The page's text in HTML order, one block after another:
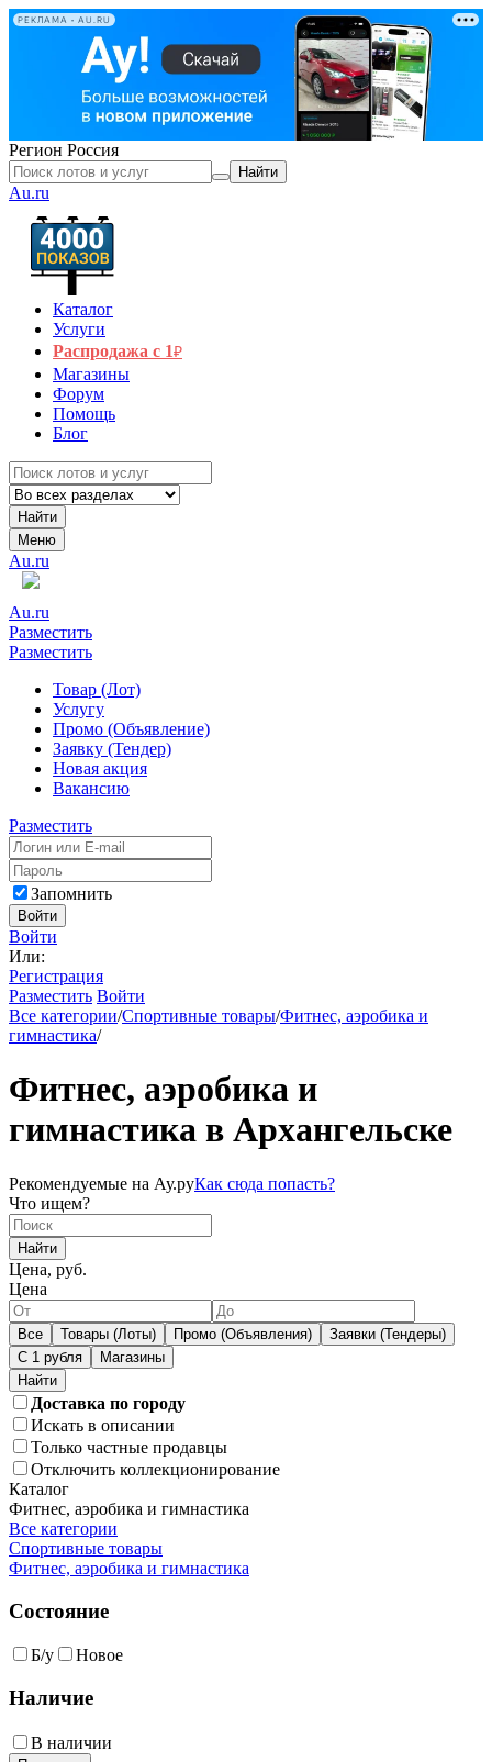
РЕКЛАМА • AU.RU
Регион Россия
Найти
Au.ru
Каталог
Услуги
Распродажа с 1₽
Магазины
Форум
Помощь
Блог
Найти
Меню
Au.ru
Au.ru
Разместить
Разместить
Товар (Лот)
Услугу
Промо (Объявление)
Заявку (Тендер)
Новая акция
Вакансию
Разместить
Запомнить
Войти
Войти
Или:
Регистрация
Разместить Войти
Все категории/Спортивные товары/Фитнес, аэробика и
гимнастика/
Фитнес, аэробика и
гимнастика в Архангельске
Рекомендуемые на Ау.руКак сюда попасть?
Что ищем?
Найти
Цена, руб.
Цена
Все Товары (Лоты) Промо (Объявления)
Заявки (Тендеры)
С 1 рубля
Магазины
Доставка по городу
Искать в описании
Только частные продавцы
Отключить коллекционирование
Каталог
Фитнес, аэробика и гимнастика
Все категории
Спортивные товары
Фитнес, аэробика и гимнастика
Состояние
Б/у Новое
Наличие
В наличии